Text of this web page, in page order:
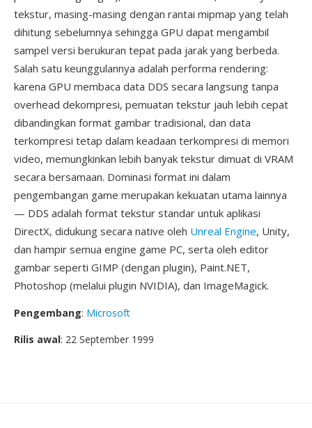
tekstur, masing-masing dengan rantai mipmap yang telah
dihitung sebelumnya sehingga GPU dapat mengambil
sampel versi berukuran tepat pada jarak yang berbeda.
Salah satu keunggulannya adalah performa rendering:
karena GPU membaca data DDS secara langsung tanpa
overhead dekompresi, pemuatan tekstur jauh lebih cepat
dibandingkan format gambar tradisional, dan data
terkompresi tetap dalam keadaan terkompresi di memori
video, memungkinkan lebih banyak tekstur dimuat di VRAM
secara bersamaan. Dominasi format ini dalam
pengembangan game merupakan kekuatan utama lainnya
— DDS adalah format tekstur standar untuk aplikasi
DirectX, didukung secara native oleh Unreal Engine, Unity,
dan hampir semua engine game PC, serta oleh editor
gambar seperti GIMP (dengan plugin), Paint.NET,
Photoshop (melalui plugin NVIDIA), dan ImageMagick.
Pengembang: Microsoft
Rilis awal: 22 September 1999